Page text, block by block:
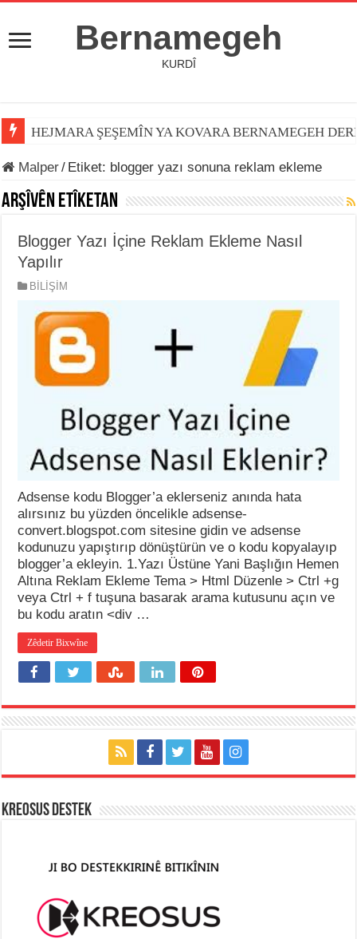
Bernamegeh
KURDÎ
HEJMARA ŞEŞEMÎN YA KOVARA BERNAMEGEH
Malper/ Etiket: blogger yazı sonuna reklam ekleme
Arşîvên Etîketan
Blogger Yazı İçine Reklam Ekleme Nasıl
Yapılır
BİLİŞİM
Adsense kodu Blogger’a eklerseniz anında hata
alırsınız bu yüzden öncelikle adsense-
convert.blogspot.com sitesine gidin ve adsense
kodunuzu yapıştırıp dönüştürün ve o kodu kopyalayıp
blogger’a ekleyin. 1.Yazı Üstüne Yani Başlığın Hemen
Altına Reklam Ekleme Tema > Html Düzenle > Ctrl +g
veya Ctrl + f tuşuna basarak arama kutusunu açın ve
bu kodu aratın <div …
Zêdetir Bixwîne
KREOSUS DESTEK